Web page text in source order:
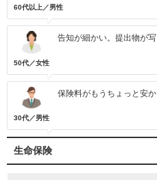
60代以上／男性
50代／女性
告知が細かい。提出物が写
30代／男性
保険料がもうちょっと安か
生命保険